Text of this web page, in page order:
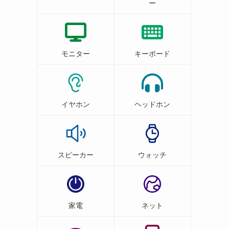
ー
モニター キーボード
イヤホン ヘッドホン
スピーカー ウォッチ
家電 ネット